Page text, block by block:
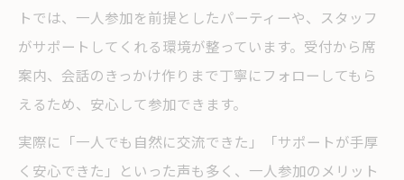
トでは、一人参加を前提としたパーティーや、スタッフ
がサポートしてくれる環境が整っています。受付から席
案内、会話のきっかけ作りまで丁寧にフォローしてもら
えるため、安心して参加できます。
実際に「一人でも自然に交流できた」「サポートが手厚
く安心できた」といった声も多く、一人参加のメリット